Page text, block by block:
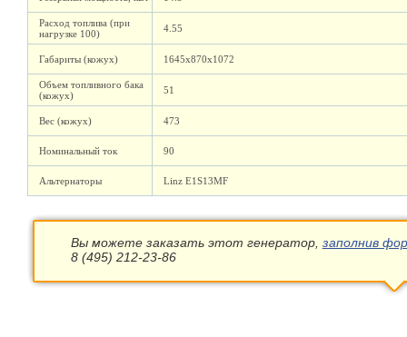
Расход топлива (при
нагрузке 100)
4.55
Габариты (кожух) 1645х870х1072
Объем топливного бака
(кожух)
51
Вес (кожух) 473
Номинальный ток 90
Альтернаторы Linz E1S13MF
Вы можете заказать этот генератор, заполнив
8 (495) 212-23-86